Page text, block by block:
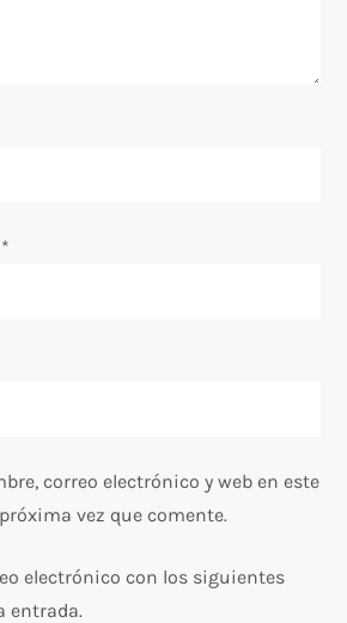
*
correo electrónico y web en este
vez que comente.
electrónico con los siguientes
entrada.